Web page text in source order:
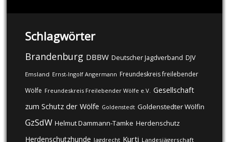
Schlagwörter
Brandenburg DBBW Deutscher Jagdverband DJV
Emsland Ernst-Ingolf Angermann Freundeskreis freilebender
Wölfe Freundeskreis Freilebender Wölfe e.V. Gesellschaft
zum Schutz der Wölfe Goldenstedt Goldenstedter Wölfin
GzSdW Helmut Dammann-Tamke Herdenschutz
Herdenschutzhunde Jagdrecht Kurti Landesjägerschaft